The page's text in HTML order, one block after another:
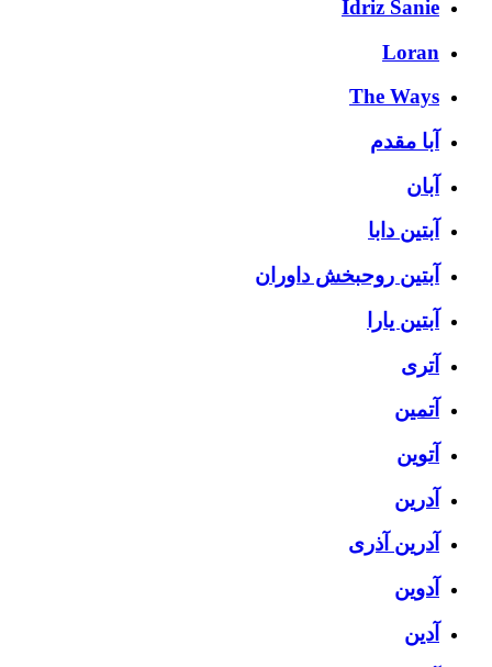
Idriz Sanie
Loran
The Ways
آبا مقدم
آبان
آبتین دابا
آبتین روحبخش داوران
آبتین یارا
آتری
آتمین
آتوین
آدرین
آدرین آذری
آدوین
آدین